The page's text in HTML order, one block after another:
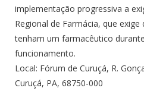
implementação progressiva a
Regional de Farmácia, que
tenham um farmacêutico
funcionamento.
Local: Fórum de Curuçá, R.
Curuçá, PA, 68750-000